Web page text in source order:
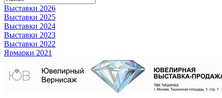
Выставки 2026
Выставки 2025
Выставки 2024
Выставки 2023
Выставки 2022
Ярмарки 2021